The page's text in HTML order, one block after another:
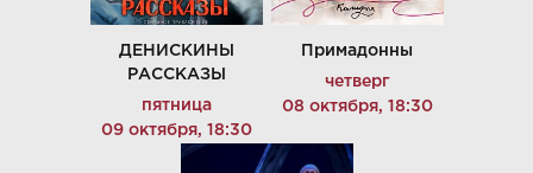
ДЕНИСКИНЫ
РАССКАЗЫ
пятница
09 октября, 18:30
Примадонны
четверг
08 октября, 18:30